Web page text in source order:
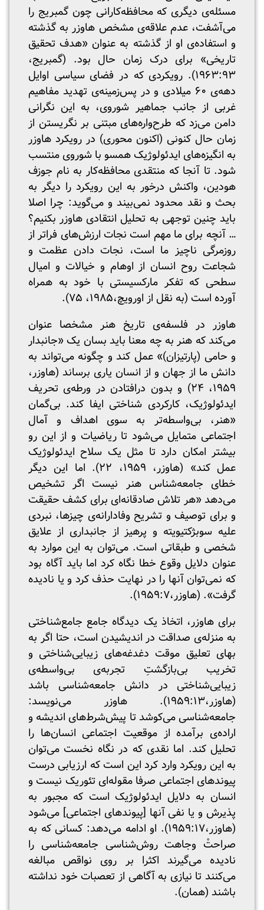
مسئله‌ی دیگری که محافظه‌کارانی چون گمبریج را
می‌آشفت، عدم علاقه‌ی مشخص هاوزر به گذشته
و استفاده‌ی او از گذشته به عنوان «هدف تحقیق
تاریخی» برای درک زمان حال بود. (گمبریج،
۱۹۶۳:۹۳). رویکردی که در فضای سیاسی اوایل
دهه‌ی ۶۰ میلادی و در پس‌زمینه‌ی تهدید مفاهیم
غربی از جانب جماهیر شوروی، به این نگرانی
دامن می‌زد که طرح‌واره‌های مبتنی بر نگریستن از
زمان حال کنونی (اکنون محوری) در رویکرد هاوزر
به انگیزه‌های ایدئولوژیک همسو با شوروی منتسب
شود. تا آنجا که منتقدی محافظه‌کار به نام جوزف
هودین، واکنش درخور به این رویکرد را دیگر به
بحث و نقد محدود نمی‌بیند و می‌گوید: چرا اصلا
باید چنین توجهی به تحلیل انتقادی هاوزر بکنیم؟
… آنچه برای ما مهم است نجات ارزش‌های فراتر از
روزمرگی ناچیز ما است، نجات دادن عظمت و
شجاعت روح انسان از اوهام و خیالات و امیال
سطحی که تفکر مارکسیستی با خود به همراه
آورده است (به نقل از اورویچ،۱۹۸۵، ۷۵).
هاوزر در فلسفه‌ی تاریخ هنر مشخصا عنوان
می‌کند که هنر به چه معنا باید بسان یک «جانبدار
و حامی (پارتیزان)» عمل کند و چگونه می‌تواند به
دانش ما از جهان و از انسان یاری برساند (هاوزر،
۱۹۵۹، ۲۴) و بدون درافتادن در ورطه‌ی تحریف
ایدئولوژیک، کارکردی شناختی ایفا کند. بی‌گمان
«هنر، بی‌واسطه‌تر به سوی اهداف و آمال
اجتماعی متمایل می‌شود تا ریاضیات و از این رو
بیشتر امکان دارد تا مثل یک سلاح ایدئولوژیک
عمل کند» (هاوزر، ۱۹۵۹، ۲۲). اما این دیگر
خطای جامعه‌شناس هنر نیست اگر تشخیص
می‌دهد «هر تلاش صادقانه‌ای برای کشف حقیقت
و برای توصیف و تشریح وفادارانه‌ی چیزها، نبردی
علیه سوبژکتیویته‌ و پرهیز از جانبداری از علایق
شخصی‌ و طبقاتی‌‌ است. می‌توان به این موارد به
عنوان دلایل وقوع خطا نگاه کرد اما باید آگاه بود
که نمی‌توان آنها را در نهایت حذف کرد و یا نادیده
گرفت». (هاوزر،۱۹۵۹:۷).
برای هاوزر، اتخاذ یک دیدگاه جامع جامع‌شناختی
به منزله‌ی صداقت در اندیشیدن است، حتا اگر به
بهای تعلیق موقت دغدغه‌های زیبایی‌شناختی و
تخریب بی‌بازگشتِ تجربه‌ی بی‌واسطه‌ی
زیبایی‌شناختی در دانش جامعه‌شناسی باشد
(هاوزر،۱۹۵۹:۱۳). هاوزر می‌نویسد:
جامعه‌شناسی می‌کوشد تا پیش‌شرط‌های اندیشه و
اراده‌ی برآمده از موقعیت اجتماعی انسان‌ها را
تحلیل کند. اما نقدی که در نگاه نخست می‌توان
به این رویکرد وارد کرد این است که ارزیابی درست
پیوندهای اجتماعی صرفا مقوله‌ای تئوریک نیست و
انسان‌ به دلایل ایدئولوژیک است که مجبور به
پذیرش و یا نفی آنها [پیوندهای اجتماعی] می‌شود
(هاوزر،۱۹۵۹:۱۷). او ادامه می‌دهد: کسانی که به
صراحتْ وجاهت روش‌شناسی جامعه‌شناسی را
نادیده می‌گیرند اکثرا بر روی نواقص مبالغه
می‌کنند تا نیازی به آگاهی از تعصبات خود نداشته
باشند (همان).